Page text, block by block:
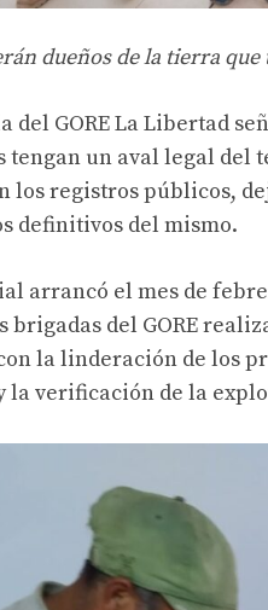
dueños de la tierra que
del GORE La Libertad
tengan un aval legal
los registros públicos,
definitivos del mismo.
arrancó el mes de
brigadas del GORE
la linderación de los
la verificación de la